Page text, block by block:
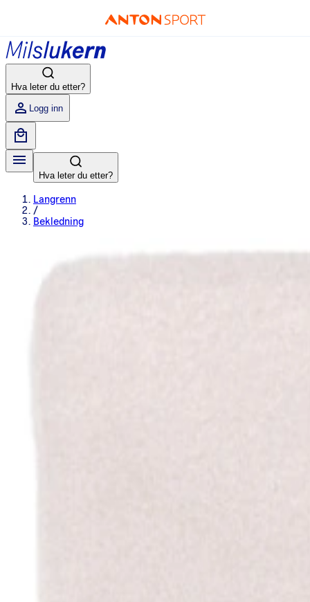
Hva leter du etter?
Logg inn
Hva leter du etter?
Langrenn
/
Bekledning